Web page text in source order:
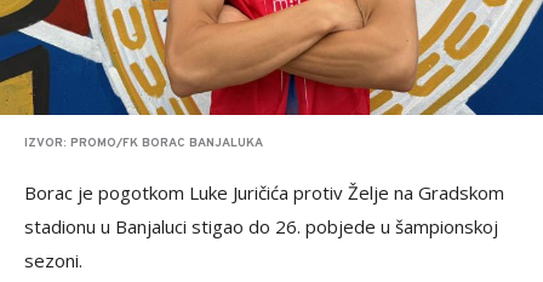
IZVOR: PROMO/FK BORAC BANJALUKA
Borac je pogotkom Luke Juričića protiv Želje na Gradskom
stadionu u Banjaluci stigao do 26. pobjede u šampionskoj
sezoni.